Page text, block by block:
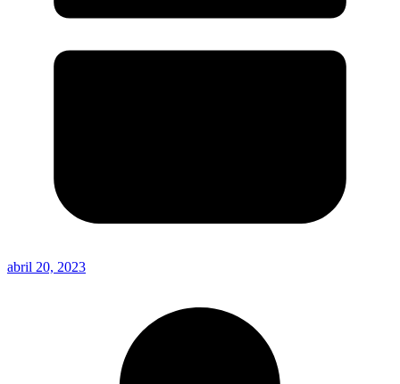
abril 20, 2023